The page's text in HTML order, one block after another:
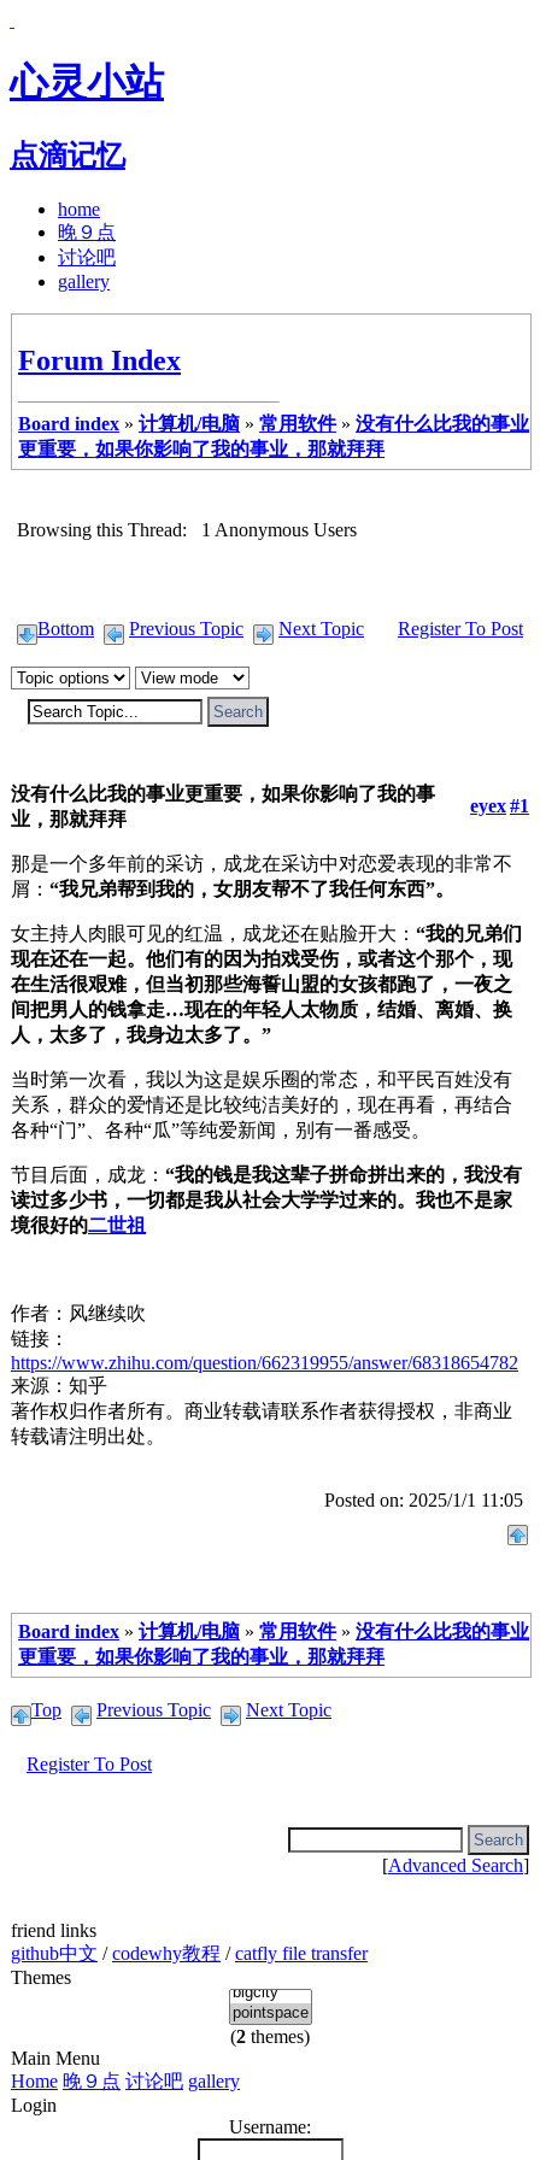
心灵小站
点滴记忆
home
晚９点
讨论吧
gallery
Forum Index
Board index » 计算机/电脑 » 常用软件 » 没有什么比我的事业
更重要，如果你影响了我的事业，那就拜拜
Browsing this Thread: 1 Anonymous Users
Bottom Previous Topic Next Topic Register To Post
没有什么比我的事业更重要，如果你影响了我的事
业，那就拜拜
#1
eyex
那是一个多年前的采访，成龙在采访中对恋爱表现的非常不
屑： “我兄弟帮到我的，女朋友帮不了我任何东西”。
女主持人肉眼可见的红温，成龙还在贴脸开大： “我的兄弟们
现在还在一起。他们有的因为拍戏受伤，或者这个那个，现
在生活很艰难，但当初那些海誓山盟的女孩都跑了，一夜之
间把男人的钱拿走…现在的年轻人太物质，结婚、离婚、换
人，太多了，我身边太多了。”
当时第一次看，我以为这是娱乐圈的常态，和平民百姓没有
关系，群众的爱情还是比较纯洁美好的，现在再看，再结合
各种“门”、各种“瓜”等纯爱新闻，别有一番感受。
节目后面，成龙： “我的钱是我这辈子拼命拼出来的，我没有
读过多少书，一切都是我从社会大学学过来的。我也不是家
境很好的二世祖
作者：风继续吹
链接：
https://www.zhihu.com/question/662319955/answer/68318654782
来源：知乎
著作权归作者所有。商业转载请联系作者获得授权，非商业
转载请注明出处。
Posted on: 2025/1/1 11:05
Board index » 计算机/电脑 » 常用软件 » 没有什么比我的事业
更重要，如果你影响了我的事业，那就拜拜
Top Previous Topic Next Topic
Register To Post
[Advanced Search]
friend links
github中文 /codewhy教程 /catfly file transfer
Themes
(2 themes)
Main Menu
Home 晚９点 讨论吧 gallery
Login
Username: